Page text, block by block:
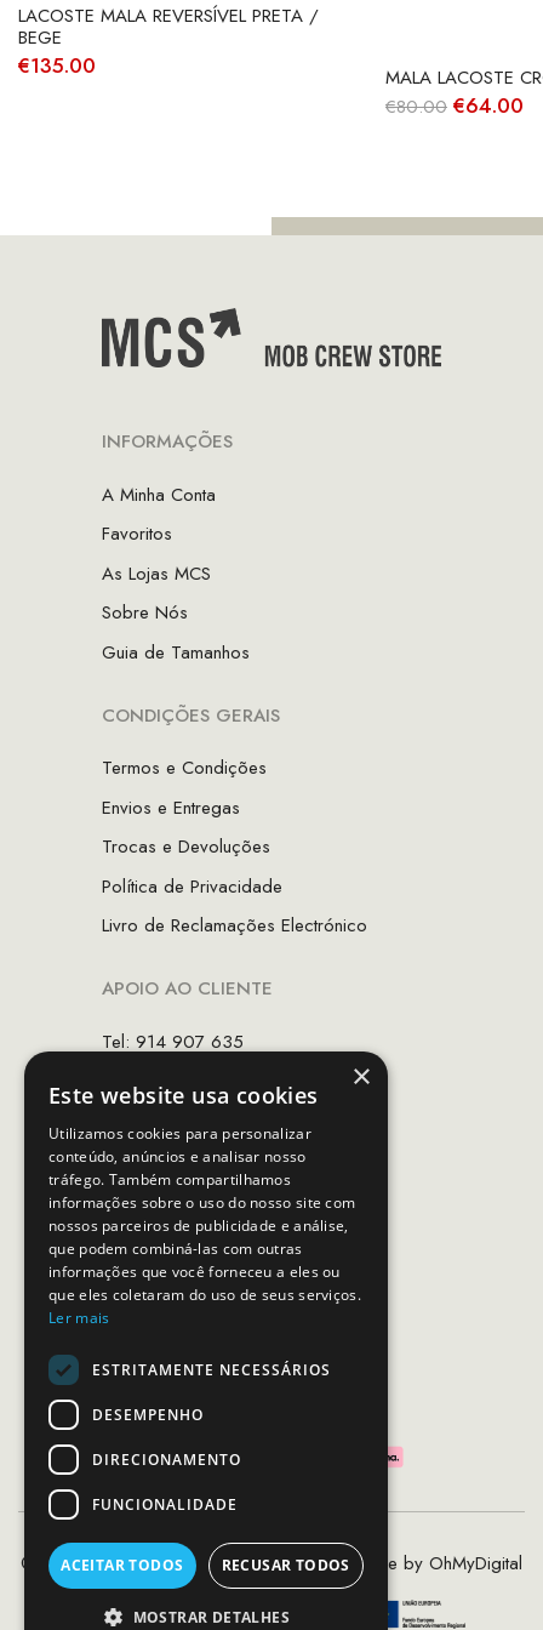
LACOSTE MALA REVERSÍVEL PRETA /
BEGE
€135.00
MALA LACOSTE
€80.00 O
€64.00
INFORMAÇÕES
A Minha Conta
Favoritos
As Lojas MCS
Sobre Nós
Guia de Tamanhos
CONDIÇÕES GERAIS
Termos e Condições
Envios e Entregas
Trocas e Devoluções
Política de Privacidade
Livro de Reclamações Electrónico
APOIO AO CLIENTE
Tel: 914 907 635
Horário de contacto:
Dias úteis das 10h as 19h
SEGUE-NOS
PAGAMENTOS SEGUROS
©2020 - 2026 MCS - Mob Crew Store | Made by OhMyDigital
×
Este website usa cookies
Utilizamos cookies para personalizar
conteúdo, anúncios e analisar nosso
tráfego. Também compartilhamos
informações sobre o uso do nosso site com
nossos parceiros de publicidade e análise,
que podem combiná-las com outras
informações que você forneceu a eles ou
que eles coletaram do uso de seus serviços.
Ler mais
ESTRITAMENTE NECESSÁRIOS
DESEMPENHO
DIRECIONAMENTO
FUNCIONALIDADE
ACEITAR TODOS RECUSAR TODOS
MOSTRAR DETALHES